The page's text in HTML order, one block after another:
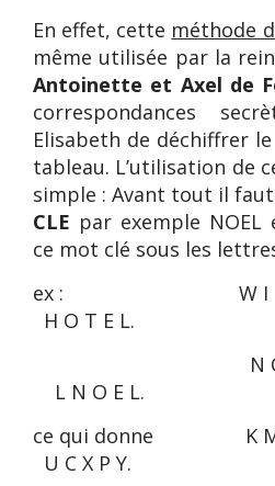
En effet, cette méthode
même utilisée par la
Antoinette et Axel de
correspondances
Elisabeth de déchiffrer
tableau. L’utilisation de
simple : Avant tout il faut
CLE par exemple
ce mot clé sous les
ex : W I
H O T E L.
N
L N O E L.
ce qui donne K M Y
U C X P Y.